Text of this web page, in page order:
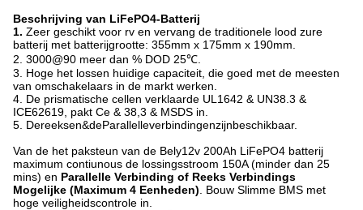
Beschrijving van LiFePO4-Batterij
1. Zeer geschikt voor rv en vervang de traditionele lood zure
batterij met batterijgrootte: 355mm x 175mm x 190mm.
2. 3000@90 meer dan % DOD 25℃.
3. Hoge het lossen huidige capaciteit, die goed met de meesten
van omschakelaars in de markt werken.
4. De prismatische cellen verklaarde UL1642 & UN38.3 &
ICE62619, pakt Ce & 38,3 & MSDS in.
5 . Dereeksen&deParallelleverbindingenzijnbeschikbaar.
Van de het paksteun van de Bely12v 200Ah LiFePO4 batterij
maximum contiunous de lossingsstroom 150A (minder dan 25
mins) en Parallelle Verbinding of Reeks Verbindings
Mogelijke (Maximum 4 Eenheden) . Bouw Slimme BMS met
hoge veiligheidscontrole in.